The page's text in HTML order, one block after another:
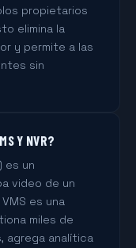
propietarios
elimina la
y permite a las
sin
Y NVR?
es un
video de un
es una
miles de
agrega analítica